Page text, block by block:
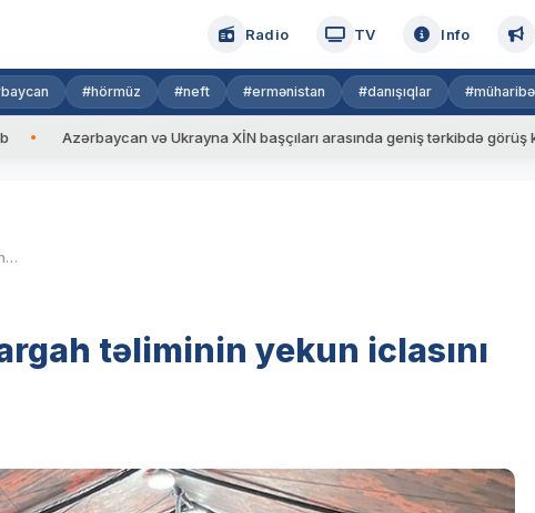
Radio TV Info
#hörmüz #neft #ermənistan #danışıqlar #müharibə
Azərbaycan və Ukrayna XİN başçıları arasında geniş tərkibdə görüş keçirilib
Müdafiə naziri komanda-qərargah təliminin yekun iclasını keçirib, tapşırıqlar verib
təliminin yekun iclasını